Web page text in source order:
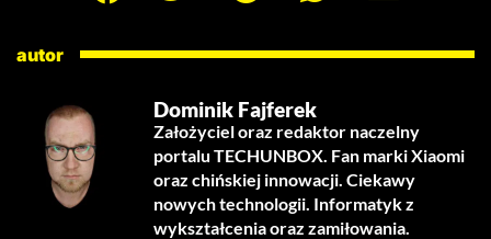
autor
Dominik Fajferek
Założyciel oraz redaktor naczelny
portalu TECHUNBOX. Fan marki Xiaomi
oraz chińskiej innowacji. Ciekawy
nowych technologii. Informatyk z
wykształcenia oraz zamiłowania.